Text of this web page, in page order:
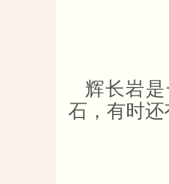
辉长岩
石，有时